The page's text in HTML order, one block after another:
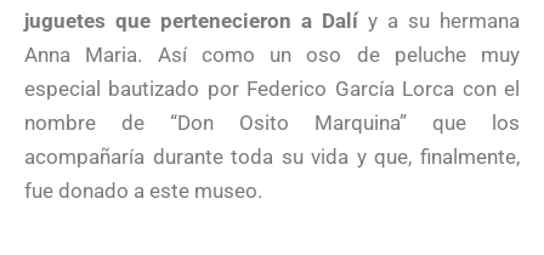
juguetes que pertenecieron a Dalí y a su hermana
Anna Maria. Así como un oso de peluche muy
especial bautizado por Federico García Lorca con el
nombre de “Don Osito Marquina” que los
acompañaría durante toda su vida y que, finalmente,
fue donado a este museo.